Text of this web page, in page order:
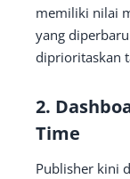
memiliki nilai
yang
diprioritaskan
2.
Time
Publisher kini